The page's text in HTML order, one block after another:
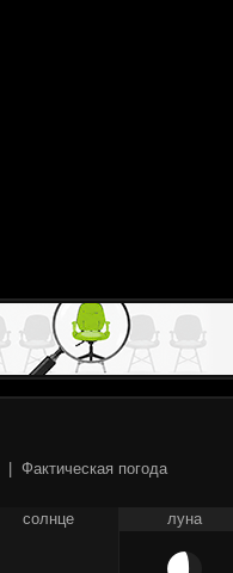
Фактическая погода
солнце луна